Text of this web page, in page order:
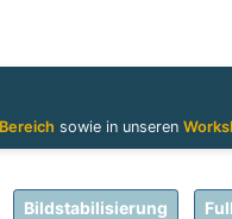
sowie in unseren
Bildstabilisierung